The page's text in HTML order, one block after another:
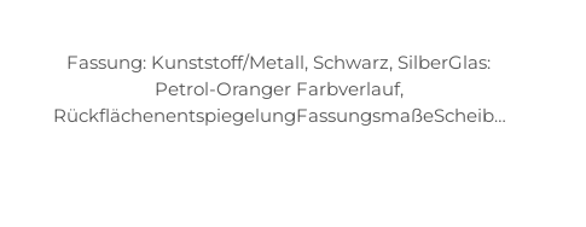
Fassung: Kunststoff/Metall, Schwarz, SilberGlas:
Petrol-Oranger Farbverlauf,
RückflächenentspiegelungFassungsmaßeScheibe